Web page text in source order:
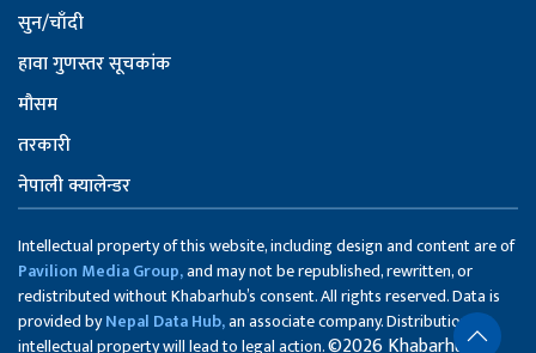
सुन/चाँदी
हावा गुणस्तर सूचकांक
मौसम
तरकारी
नेपाली क्यालेन्डर
Intellectual property of this website, including design and content are of
Pavilion Media Group,and may not be republished, rewritten, or
redistributed without Khabarhub’s consent. All rights reserved. Data is
provided byNepal Data Hub,an associate company. Distribution of
intellectual property will lead to legal action.©2026 Khabarhub